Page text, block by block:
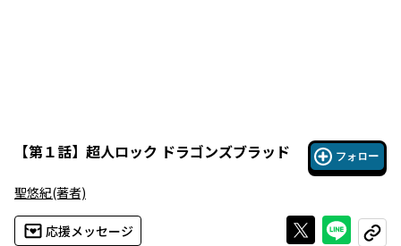
【第１話】 超人ロック ドラゴンズブラッド フォロー
聖悠紀(著者)
応援メッセージ Xで投稿する
ライン
コピー